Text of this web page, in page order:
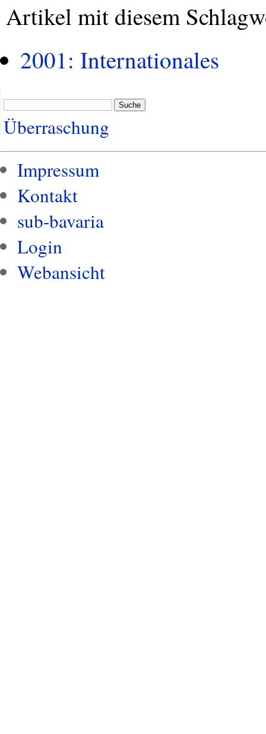
Artikel mit diesem
2001: Internationales
Suche
Überraschung
Impressum
Kontakt
sub-bavaria
Login
Webansicht